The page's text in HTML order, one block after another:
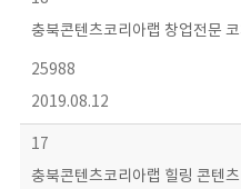
충북콘텐츠코리아랩 창업전문
25988
2019.08.12
17
충북콘텐츠코리아랩 힐링 콘텐